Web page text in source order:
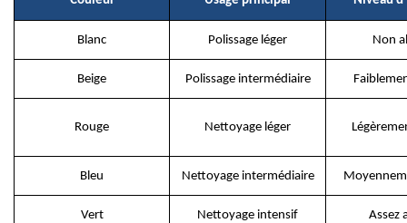
Blanc Polissage léger Non
Beige Polissage intermédiaire
Rouge Nettoyage léger
Bleu Nettoyage intermédiaire
Vert Nettoyage intensif Assez